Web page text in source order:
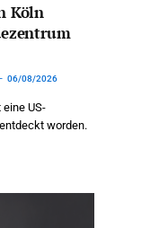
Köln
06/08/2026
US-
worden.